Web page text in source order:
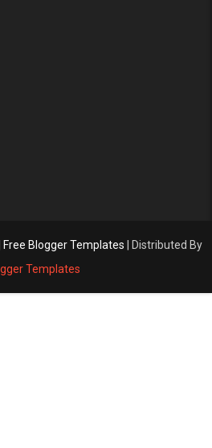
Free Blogger Templates | Distributed By
Templates